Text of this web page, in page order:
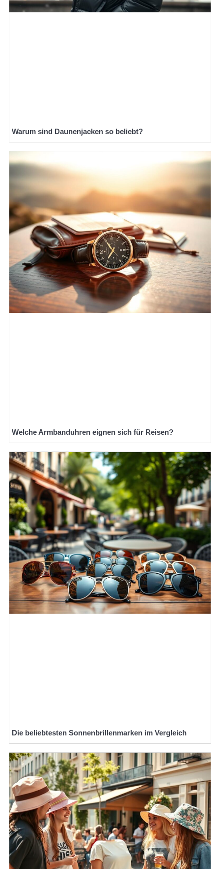
Warum sind Daunenjacken so beliebt?
Welche Armbanduhren eignen sich für Reisen?
Die beliebtesten Sonnenbrillenmarken im Vergleich